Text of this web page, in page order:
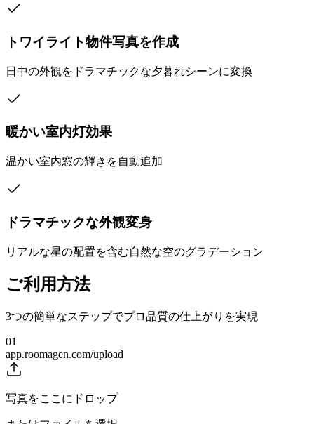
トワイライト物件写真を作成
日中の外観をドラマチックな夕暮れシーンに変換
暖かい室内灯効果
温かい室内窓の輝きを自動追加
ドラマチックな外観変身
リアルな星の配置を含む自然な空のグラデーション
ご利用方法
3つの簡単なステップでプロ品質の仕上がりを実現
01
app.roomagen.com/upload
写真をここにドロップ